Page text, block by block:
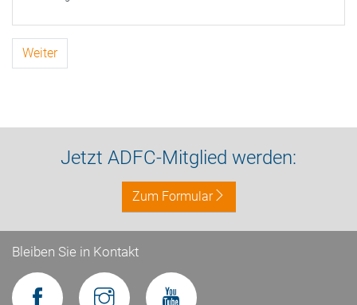
Weiter
Jetzt ADFC-Mitglied werden:
Zum Formular
Bleiben Sie in Kontakt